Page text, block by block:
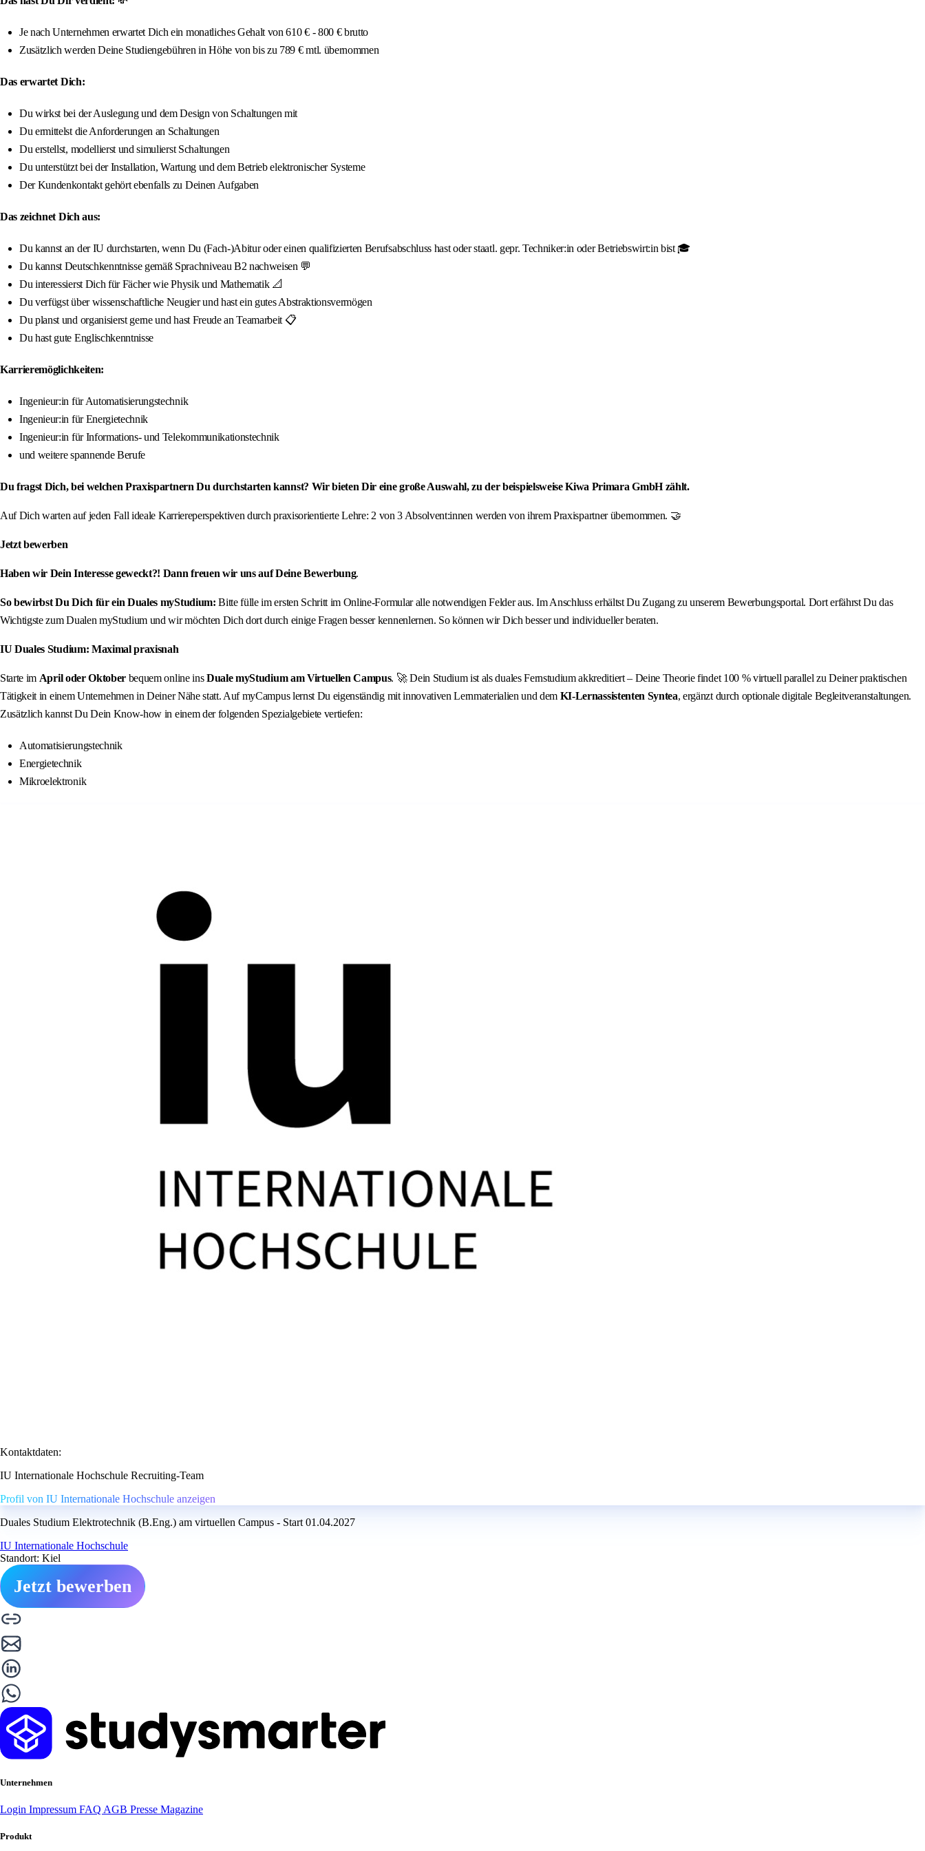
Je nach Unternehmen erwartet Dich ein monatliches Gehalt von 610 € - 800 € brutto
Zusätzlich werden Deine Studiengebühren in Höhe von bis zu 789 € mtl. übernommen
Das erwartet Dich:
Du wirkst bei der Auslegung und dem Design von Schaltungen mit
Du ermittelst die Anforderungen an Schaltungen
Du erstellst, modellierst und simulierst Schaltungen
Du unterstützt bei der Installation, Wartung und dem Betrieb elektronischer Systeme
Der Kundenkontakt gehört ebenfalls zu Deinen Aufgaben
Das zeichnet Dich aus:
Du kannst an der IU durchstarten, wenn Du (Fach-)Abitur oder einen qualifizierten Berufsabschluss hast oder staatl. gepr. Techniker:in oder Betriebswirt:in bist 🎓
Du kannst Deutschkenntnisse gemäß Sprachniveau B2 nachweisen 💬
Du interessierst Dich für Fächer wie Physik und Mathematik 📐
Du verfügst über wissenschaftliche Neugier und hast ein gutes Abstraktionsvermögen
Du planst und organisierst gerne und hast Freude an Teamarbeit 📋
Du hast gute Englischkenntnisse
Karrieremöglichkeiten:
Ingenieur:in für Automatisierungstechnik
Ingenieur:in für Energietechnik
Ingenieur:in für Informations- und Telekommunikationstechnik
und weitere spannende Berufe
Du fragst Dich, bei welchen Praxispartnern Du durchstarten kannst? Wir bieten Dir eine große Auswahl, zu der beispielsweise Kiwa Primara GmbH zählt.
Auf Dich warten auf jeden Fall ideale Karriereperspektiven durch praxisorientierte Lehre: 2 von 3 Absolvent:innen werden von ihrem Praxispartner übernommen. 🤝
Jetzt bewerben
Haben wir Dein Interesse geweckt?! Dann freuen wir uns auf Deine Bewerbung.
So bewirbst Du Dich für ein Duales myStudium: Bitte fülle im ersten Schritt im Online-Formular alle notwendigen Felder aus. Im Anschluss erhältst Du Zugang zu unserem Bewerbungsportal. Dort erfährst Du das
Wichtigste zum Dualen myStudium und wir möchten Dich dort durch einige Fragen besser kennenlernen. So können wir Dich besser und individueller beraten.
IU Duales Studium: Maximal praxisnah
Starte im April oder Oktober bequem online insDuale myStudium am Virtuellen Campus. 🚀 Dein Studium ist als duales Fernstudium akkreditiert – Deine Theorie findet 100 % virtuell parallel zu Deiner praktischen
Tätigkeit in einem Unternehmen in Deiner Nähe statt. Auf myCampus lernst Du eigenständig mit innovativen Lernmaterialien und dem KI‑Lernassistenten Syntea, ergänzt durch optionale digitale Begleitveranstaltungen.
Zusätzlich kannst Du Dein Know-how in einem der folgenden Spezialgebiete vertiefen:
Automatisierungstechnik
Energietechnik
Mikroelektronik
Kontaktdaten:
IU Internationale Hochschule Recruiting-Team
Profil von IU Internationale Hochschule anzeigen
Duales Studium Elektrotechnik (B.Eng.) am virtuellen Campus - Start 01.04.2027
IU Internationale Hochschule
Standort: Kiel
Jetzt bewerben
Unternehmen
Login Impressum FAQ AGB Presse Magazine
Produkt